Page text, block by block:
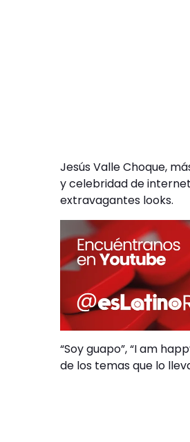
Jesús Valle Choque,
y celebridad de
extravagantes looks.
“Soy guapo”, “I am
de los temas que lo